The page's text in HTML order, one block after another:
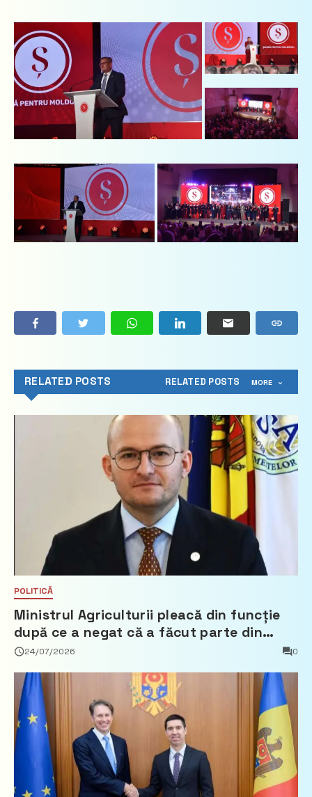
RELATED POSTS RELATED POSTS MORE
POLITICĂ
Ministrul Agriculturii pleacă din funcție
după ce a negat că a făcut parte din
Partidul Democrat
24/07/2026 0